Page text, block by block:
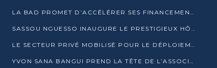
LA BAD PROMET D’ACCÉLÉRER SES FINANCEMENTS AVEC LE MINISTÈRE DE L’ASSAINISSEMENT
SASSOU NGUESSO INAUGURE LE PRESTIGIEUX HÔTEL KEMPINSKI BRAZZAVILLE
LE SECTEUR PRIVÉ MOBILISÉ POUR LE DÉPLOIEMENT DE 19 MINI-CENTRALES SOLAIRES
YVON SANA BANGUI PREND LA TÊTE DE L’ASSOCIATION DES BANQUES CENTRALES AFRICAINES